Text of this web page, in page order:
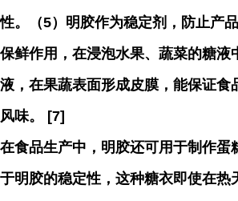
性。（5）明胶作为稳定剂，防止产
保鲜作用，在浸泡水果、蔬菜的糖液
液，在果蔬表面形成皮膜，能保证食
风味。 [7]
在食品生产中，明胶还可用于制作蛋
于明胶的稳定性，这种糖衣即使在热